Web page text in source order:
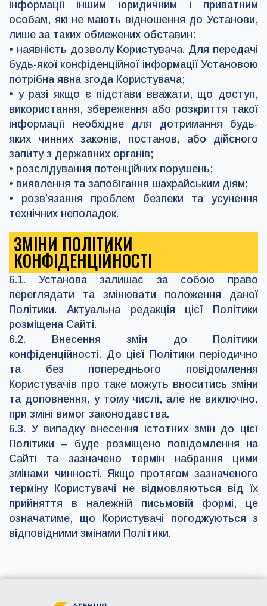
інформації іншим юридичним і приватним
особам, які не мають відношення до Установи,
лише за таких обмежених обставин:
• наявність дозволу Користувача. Для передачі
будь-якої конфіденційної інформації Установою
потрібна явна згода Користувача;
• у разі якщо є підстави вважати, що доступ,
використання, збереження або розкриття такої
інформації необхідне для дотримання будь-
яких чинних законів, постанов, або дійсного
запиту з державних органів;
• розслідування потенційних порушень;
• виявлення та запобігання шахрайським діям;
• розв’язання проблем безпеки та усунення
технічних неполадок.
ЗМІНИ ПОЛІТИКИ
КОНФІДЕНЦІЙНОСТІ
6.1. Установа залишає за собою право
переглядати та змінювати положення даної
Політики. Актуальна редакція цієї Політики
розміщена Сайті.
6.2. Внесення змін до Політики
конфіденційності. До цієї Політики періодично
та без попереднього повідомлення
Користувачів про таке можуть вноситись зміни
та доповнення, у тому числі, але не виключно,
при зміні вимог законодавства.
6.3. У випадку внесення істотних змін до цієї
Політики – буде розміщено повідомлення на
Сайті та зазначено термін набрання цими
змінами чинності. Якщо протягом зазначеного
терміну Користувачі не відмовляються від їх
прийняття в належній письмовій формі, це
означатиме, що Користувачі погоджуються з
відповідними змінами Політики.